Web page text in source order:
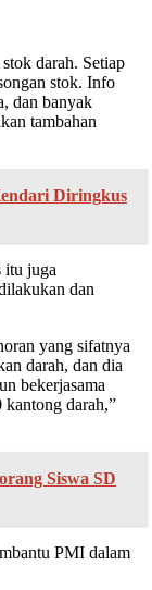
darah. Setiap
stok. Info
dan banyak
tambahan
Diringkus
itu juga
dan
yang sifatnya
darah, dan dia
bekerjasama
darah,”
Siswa SD
PMI dalam